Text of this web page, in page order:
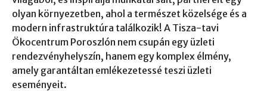
olyan környezetben, ahol a természet közelsége és a
modern infrastruktúra találkozik! A Tisza-tavi
Ökocentrum Poroszlón nem csupán egy üzleti
rendezvényhelyszín, hanem egy komplex élmény,
amely garantáltan emlékezetessé teszi üzleti
eseményeit.